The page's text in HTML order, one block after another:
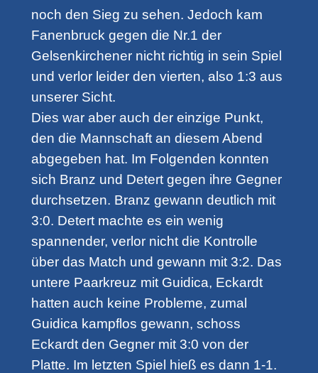
noch den Sieg zu sehen. Jedoch kam
Fanenbruck gegen die Nr.1 der
Gelsenkirchener nicht richtig in sein Spiel
und verlor leider den vierten, also 1:3 aus
unserer Sicht.
Dies war aber auch der einzige Punkt,
den die Mannschaft an diesem Abend
abgegeben hat. Im Folgenden konnten
sich Branz und Detert gegen ihre Gegner
durchsetzen. Branz gewann deutlich mit
3:0. Detert machte es ein wenig
spannender, verlor nicht die Kontrolle
über das Match und gewann mit 3:2. Das
untere Paarkreuz mit Guidica, Eckardt
hatten auch keine Probleme, zumal
Guidica kampflos gewann, schoss
Eckardt den Gegner mit 3:0 von der
Platte. Im letzten Spiel hieß es dann 1-1.